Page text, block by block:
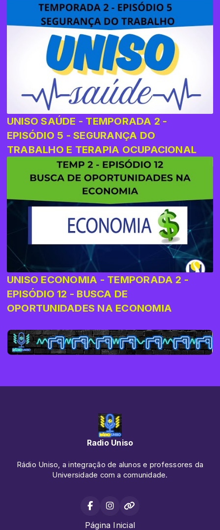
UNISO SAÚDE - TEMPORADA 2 -
EPISÓDIO 5 - SEGURANÇA DO
TRABALHO E TERAPIA OCUPACIONAL
UNISO ECONOMIA - TEMPORADA 2 -
EPISÓDIO 12 - BUSCA DE
OPORTUNIDADES NA ECONOMIA
Radio Uniso
Rádio Uniso, a integração de alunos e professores da
Universidade com a comunidade.
Página Inicial